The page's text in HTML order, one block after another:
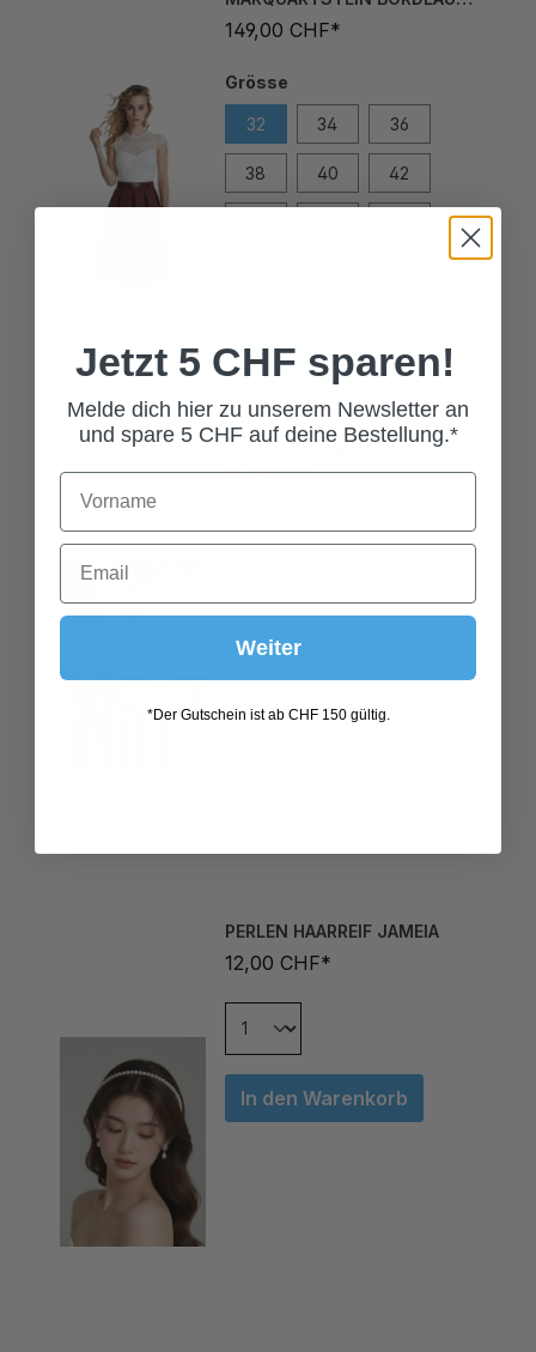
38 40 42
44 46 48
DIRNDL SCHÜRZENKETTE
49,00 CHF*
In den Warenkorb
12,00 CHF*
In den Warenkorb
Jetzt 5 CHF sparen!
Melde dich hier zu unserem Newsletter an
und spare 5 CHF auf deine Bestellung.*
Weiter
*Der Gutschein ist ab CHF 150 gültig.